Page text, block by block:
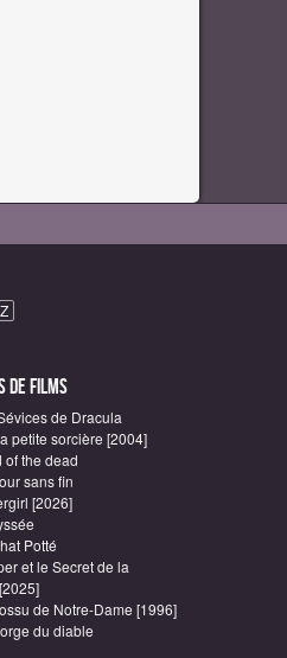
Z
de Films
de Dracula
petite sorcière [2004]
of the dead
sans fin
[2026]
Potté
et le Secret de la
de Notre-Dame [1996]
du diable